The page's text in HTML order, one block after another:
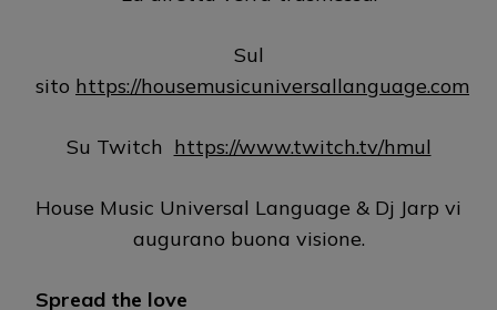
Sul
sito https://housemusicuniversallanguage.com
Su Twitch https://www.twitch.tv/hmul
House Music Universal Language & Dj Jarp vi
augurano buona visione.
Spread the love